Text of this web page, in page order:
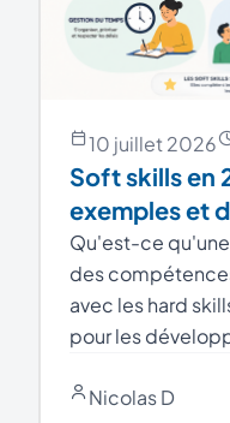
10 juillet 2026
Soft skills en
exemples et
Qu'est-ce
des
avec les hard
pour les
Nicolas D